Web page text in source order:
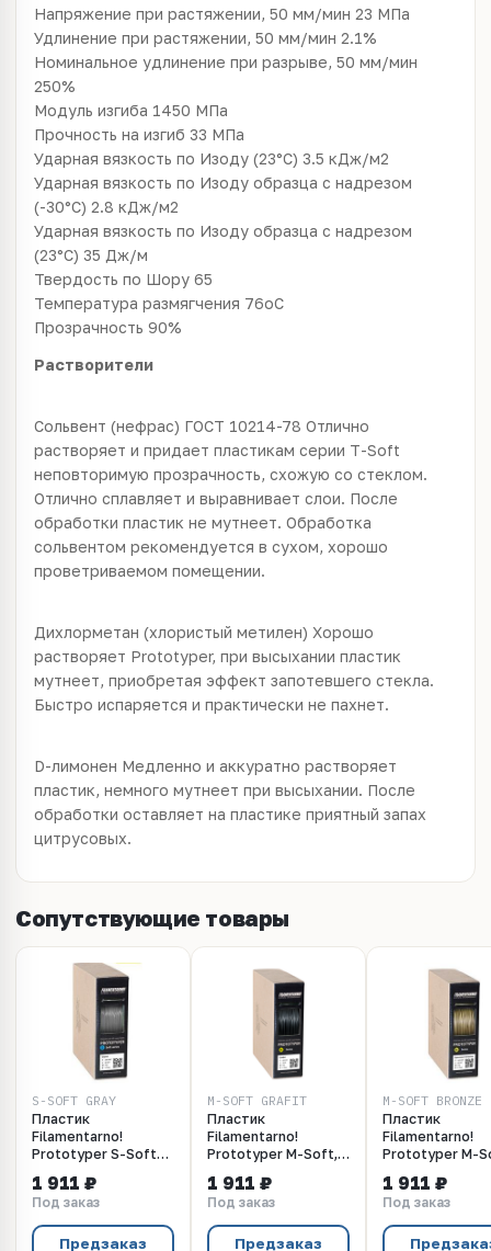
Напряжение при растяжении, 50 мм/мин 23 МПа
Удлинение при растяжении, 50 мм/мин 2.1%
Номинальное удлинение при разрыве, 50 мм/мин
250%
Модуль изгиба 1450 МПа
Прочность на изгиб 33 МПа
Ударная вязкость по Изоду (23°C) 3.5 кДж/м2
Ударная вязкость по Изоду образца с надрезом
(-30°C) 2.8 кДж/м2
Ударная вязкость по Изоду образца с надрезом
(23°C) 35 Дж/м
Твердость по Шору 65
Температура размягчения 76oC
Прозрачность 90%
Растворители
Сольвент (нефрас) ГОСТ 10214-78 Отлично
растворяет и придает пластикам серии T-Soft
неповторимую прозрачность, схожую со стеклом.
Отлично сплавляет и выравнивает слои. После
обработки пластик не мутнеет. Обработка
сольвентом рекомендуется в сухом, хорошо
проветриваемом помещении.
Дихлорметан (хлористый метилен) Хорошо
растворяет Prototyper, при высыхании пластик
мутнеет, приобретая эффект запотевшего стекла.
Быстро испаряется и практически не пахнет.
D-лимонен Медленно и аккуратно растворяет
пластик, немного мутнеет при высыхании. После
обработки оставляет на пластике приятный запах
цитрусовых.
Сопутствующие товары
S-SOFT_GRAY
Пластик
Filamentarno!
Prototyper S-Soft
серый, 1.75 мм, 750
грамм
1 911 ₽
Под заказ
Предзаказ
M-SOFT_GRAFIT
Пластик
Filamentarno!
Prototyper M-Soft,
1 911 ₽
Под заказ
Предзаказ
M-SOFT_BRONZE
Пластик
Filamentarno!
Prototyper M-
металлик, 1.75
1 911 ₽
Под заказ